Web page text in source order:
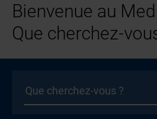
Bienvenue au
Que cherchez-